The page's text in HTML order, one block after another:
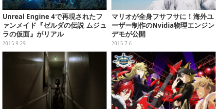
Unreal Engine 4で再現されたフ
ァンメイド『ゼルダの伝説 ムジュ
ラの仮面』がリアル
2015.9.29
マリオが全身フサフサに！海外ユ
ーザー制作のNvidia物理エンジン
デモが公開
2015.7.6